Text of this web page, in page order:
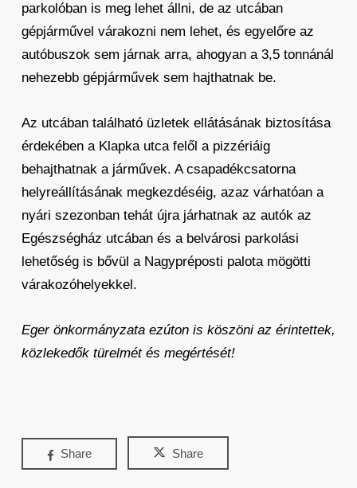
parkolóban is meg lehet állni, de az utcában
gépjárművel várakozni nem lehet, és egyelőre az
autóbuszok sem járnak arra, ahogyan a 3,5 tonnánál
nehezebb gépjárművek sem hajthatnak be.
Az utcában található üzletek ellátásának biztosítása
érdekében a Klapka utca felől a pizzériáig
behajthatnak a járművek. A csapadékcsatorna
helyreállításának megkezdéséig, azaz várhatóan a
nyári szezonban tehát újra járhatnak az autók az
Egészségház utcában és a belvárosi parkolási
lehetőség is bővül a Nagypréposti palota mögötti
várakozóhelyekkel.
Eger önkormányzata ezúton is köszöni az érintettek,
közlekedők türelmét és megértését!
Share Share